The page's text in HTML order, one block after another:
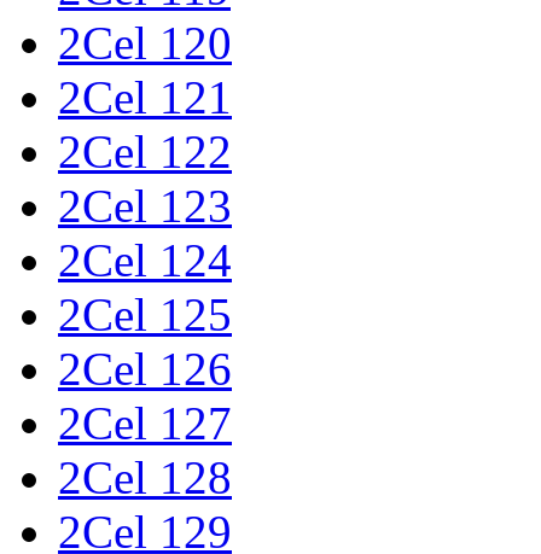
2Cel 120
2Cel 121
2Cel 122
2Cel 123
2Cel 124
2Cel 125
2Cel 126
2Cel 127
2Cel 128
2Cel 129